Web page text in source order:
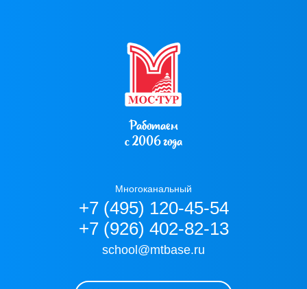
Работаем
с 2006 года
Многоканальный
+7 (495) 120-45-54
+7 (926) 402-82-13
school@mtbase.ru